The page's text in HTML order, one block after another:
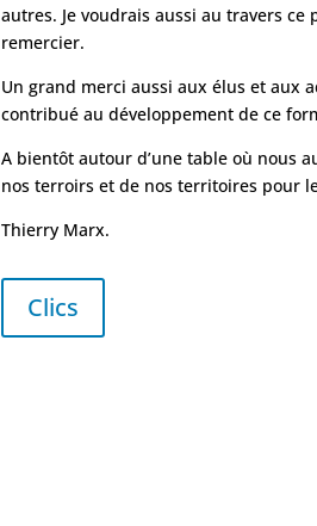
autres. Je voudrais aussi au travers ce
remercier.
Un grand merci aussi aux élus et aux
contribué au développement de ce
A bientôt autour d’une table où nous
nos terroirs et de nos territoires pour
Thierry Marx.
Clics